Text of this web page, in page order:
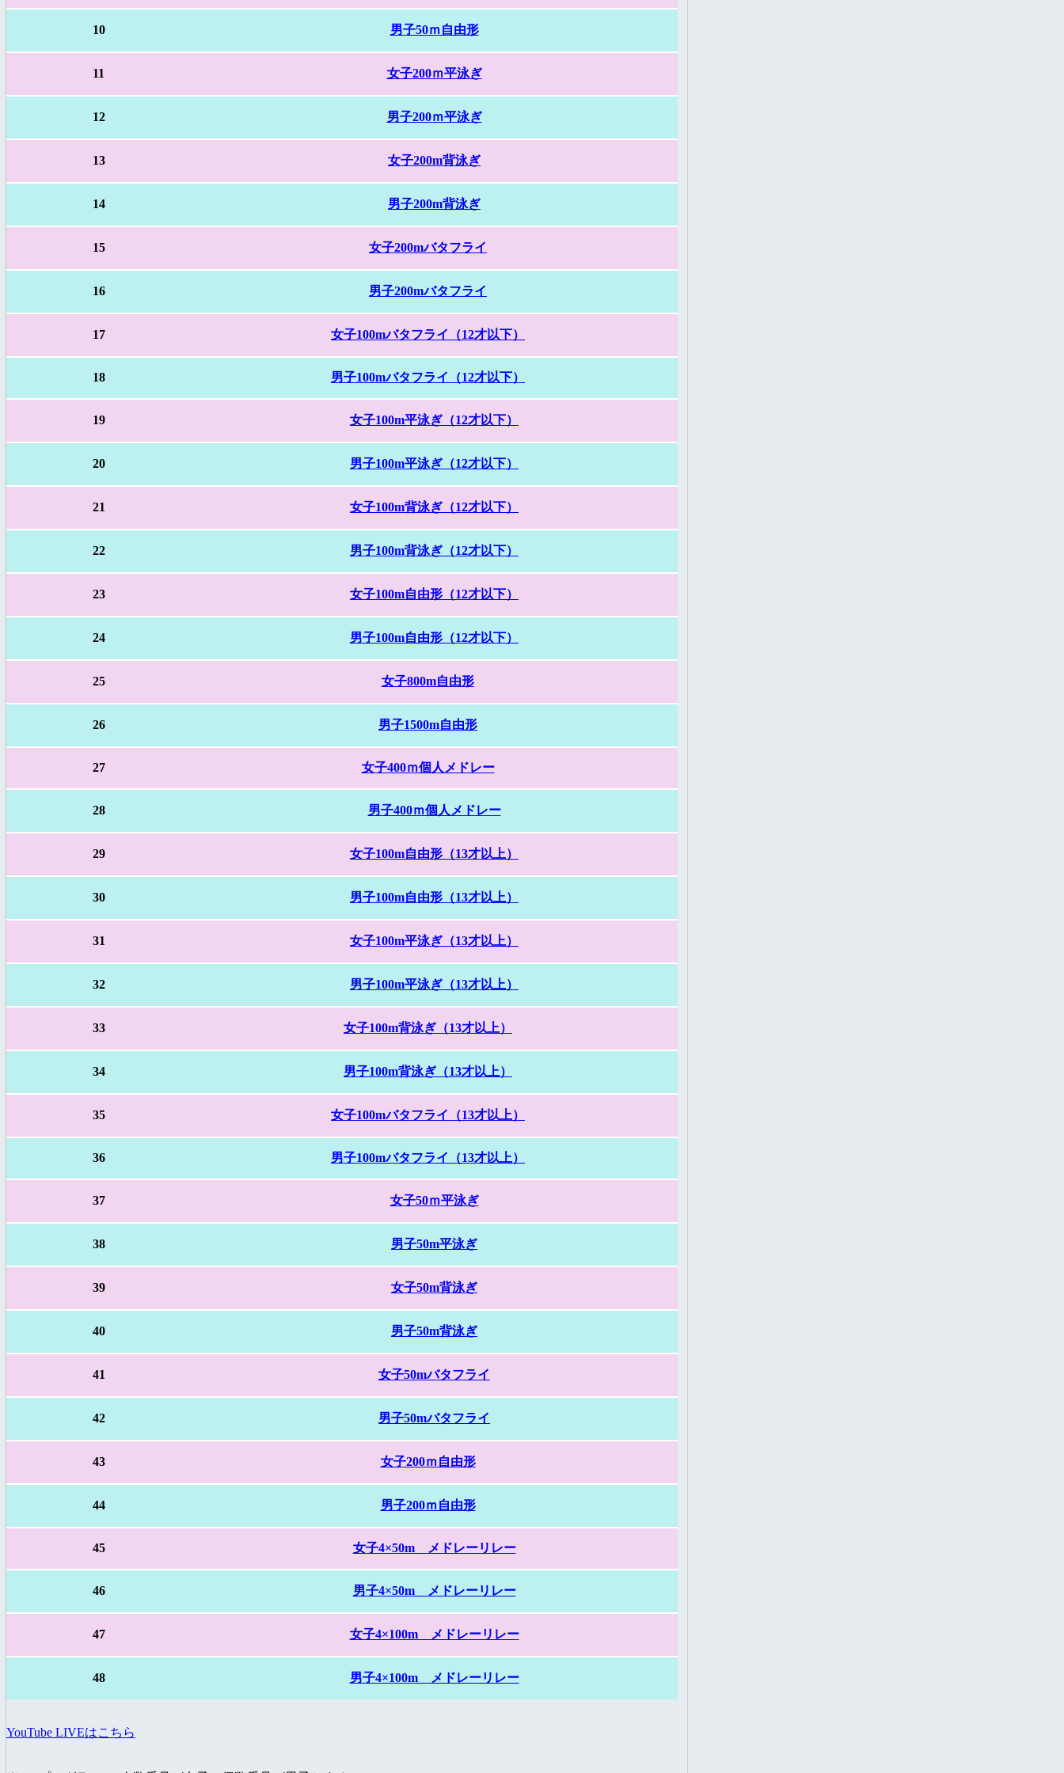
10 男子50ｍ自由形
11 女子200ｍ平泳ぎ
12 男子200ｍ平泳ぎ
13 女子200m背泳ぎ
14 男子200m背泳ぎ
15 女子200mバタフライ
16 男子200mバタフライ
17 女子100mバタフライ（12才以下）
18 男子100mバタフライ（12才以下）
19 女子100m平泳ぎ（12才以下）
20 男子100m平泳ぎ（12才以下）
21 女子100m背泳ぎ（12才以下）
22 男子100m背泳ぎ（12才以下）
23 女子100m自由形（12才以下）
24 男子100m自由形（12才以下）
25 女子800m自由形
26 男子1500m自由形
27 女子400ｍ個人メドレー
28 男子400ｍ個人メドレー
29 女子100m自由形（13才以上）
30 男子100m自由形（13才以上）
31 女子100m平泳ぎ（13才以上）
32 男子100m平泳ぎ（13才以上）
33 女子100m背泳ぎ（13才以上）
34 男子100m背泳ぎ（13才以上）
35 女子100mバタフライ（13才以上）
36 男子100mバタフライ（13才以上）
37 女子50ｍ平泳ぎ
38 男子50m平泳ぎ
39 女子50m背泳ぎ
40 男子50m背泳ぎ
41 女子50mバタフライ
42 男子50mバタフライ
43 女子200ｍ自由形
44 男子200ｍ自由形
45 女子4×50m メドレーリレー
46 男子4×50m メドレーリレー
47 女子4×100m メドレーリレー
48 男子4×100m メドレーリレー
YouTube LIVEはこちら